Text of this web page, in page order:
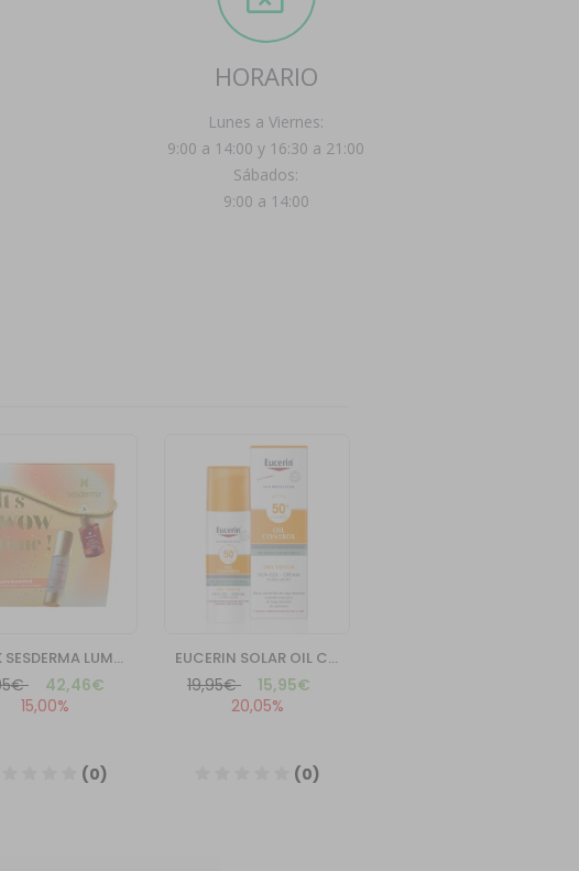
HORARIO
Lunes a Viernes:
9:00 a 14:00 y 16:30 a 21:00
Sábados:
9:00 a 14:00